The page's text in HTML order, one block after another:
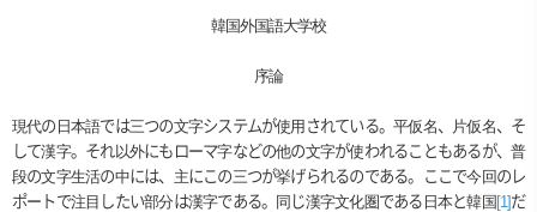
韓国外国語大学校
序論
現代の日本語では三つの文字システムが使用されている。平仮名、片仮名、そ
して漢字。それ以外にもローマ字などの他の文字が使われることもあるが、普
段の文字生活の中には、主にこの三つが挙げられるのである。ここで今回のレ
ポートで注目したい部分は漢字である。同じ漢字文化圏である日本と韓国 [1]だ